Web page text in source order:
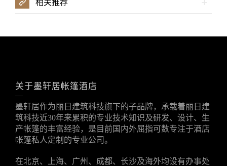
相关推荐
关于墨轩居帐篷酒店
墨轩居作为丽日建筑科技旗下的子品牌，承载着丽日建
筑科技近30年来累积的专业技术知识及研发、设计、生
产帐篷的丰富经验，是目前国内外屈指可数专注于酒店
帐篷私人定制的专业公司。
在北京、上海、广州、成都、长沙及海外均设有办事处